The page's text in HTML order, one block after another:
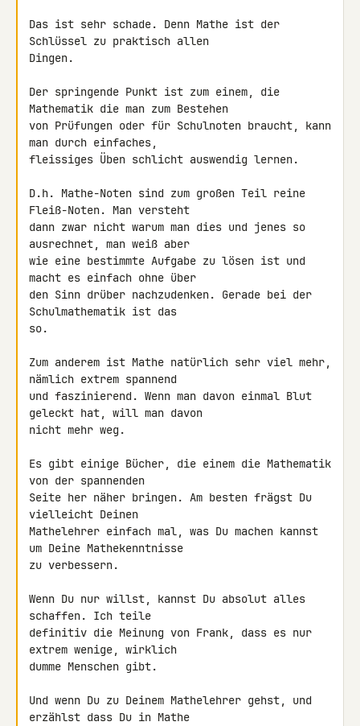
Das ist sehr schade. Denn Mathe ist der
Schlüssel zu praktisch allen
Dingen.
Der springende Punkt ist zum einem, die
Mathematik die man zum Bestehen
von Prüfungen oder für Schulnoten braucht, kann
man durch einfaches,
fleissiges Üben schlicht auswendig lernen.
D.h. Mathe-Noten sind zum großen Teil reine
Fleiß-Noten. Man versteht
dann zwar nicht warum man dies und jenes so
ausrechnet, man weiß aber
wie eine bestimmte Aufgabe zu lösen ist und
macht es einfach ohne über
den Sinn drüber nachzudenken. Gerade bei der
Schulmathematik ist das
so.
Zum anderem ist Mathe natürlich sehr viel mehr,
nämlich extrem spannend
und faszinierend. Wenn man davon einmal Blut
geleckt hat, will man davon
nicht mehr weg.
Es gibt einige Bücher, die einem die Mathematik
von der spannenden
Seite her näher bringen. Am besten frägst Du
vielleicht Deinen
Mathelehrer einfach mal, was Du machen kannst
um Deine Mathekenntnisse
zu verbessern.
Wenn Du nur willst, kannst Du absolut alles
schaffen. Ich teile
definitiv die Meinung von Frank, dass es nur
extrem wenige, wirklich
dumme Menschen gibt.
Und wenn Du zu Deinem Mathelehrer gehst, und
erzählst dass Du in Mathe